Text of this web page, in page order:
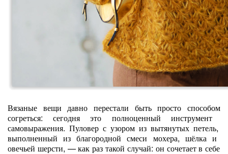
Вязаные вещи давно перестали бытьпросто способом
согреться: сегодня это полноценный инструмент
самовыражения. Пуловер с узором из вытянутых петель,
выполненный из благородной смеси мохера, шёлкаи
овечьей шерсти, — как раз такой случай: он сочетаетв себе